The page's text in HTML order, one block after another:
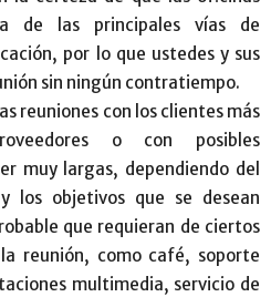
de las principales vías de
por lo que ustedes y sus
sin ningún contratiempo.
reuniones con los clientes más
o con posibles
muy largas, dependiendo del
los objetivos que se desean
que requieran de ciertos
reunión, como café, soporte
multimedia, servicio de